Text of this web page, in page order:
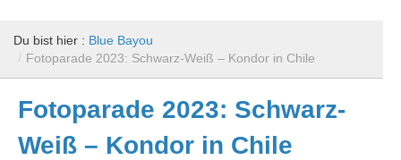
Du bist hier : Blue Bayou
/ Fotoparade 2023: Schwarz-Weiß – Kondor in Chile
Fotoparade 2023: Schwarz-
Weiß – Kondor in Chile